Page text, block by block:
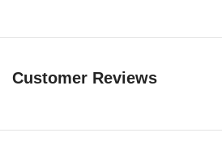
Customer Reviews